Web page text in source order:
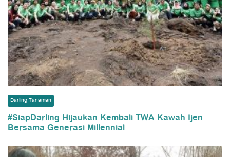
Darling Tanaman
#SiapDarling Hijaukan Kembali TWA Kawah Ijen
Bersama Generasi Millennial